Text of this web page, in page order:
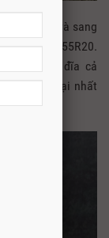
rất đẹp và sang
đủ là 255/55R20.
bị phanh đĩa cả
hiện đại nhất